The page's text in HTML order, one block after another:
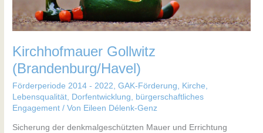
Kirchhofmauer Gollwitz
(Brandenburg/Havel)
Förderperiode 2014 - 2022 ,GAK-Förderung Kirche
Lebensqualität, Dorfentwicklung, bürgerschaftliches
Engagement / Von Eileen Délenk-Genz
Sicherung der denkmalgeschützten Mauer und Errichtung